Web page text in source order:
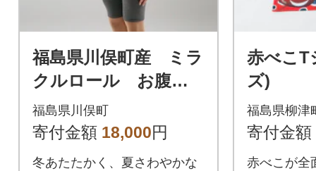
福島県川俣町産 ミラ
クルロール お腹・
腰用Lサイズ 1枚
福島県川俣町
寄付金額 18,000円
冬あたたかく、夏さわやかな
赤べこT
ズ)
福島県柳津
寄付金額
赤べこが全